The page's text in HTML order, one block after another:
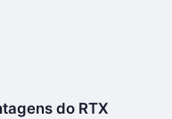
do RTX